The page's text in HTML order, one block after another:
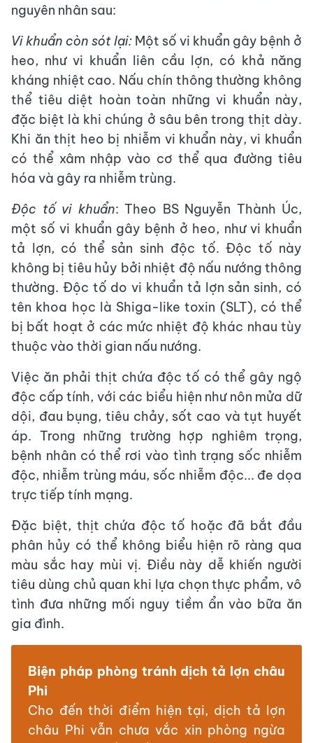
nguyên nhân sau:
Vi khuẩn còn sót lại: Một số vi khuẩn gây bệnh ở
heo, như vi khuẩn liên cầu lợn, có khả năng
kháng nhiệt cao. Nấu chín thông thường không
thể tiêu diệt hoàn toàn những vi khuẩn này,
đặc biệt là khi chúng ở sâu bên trong thịt dày.
Khi ăn thịt heo bị nhiễm vi khuẩn này, vi khuẩn
có thể xâm nhập vào cơ thể qua đường tiêu
hóa và gây ra nhiễm trùng.
Độc tố vi khuẩn: Theo BS Nguyễn Thành Úc,
một số vi khuẩn gây bệnh ở heo, như vi khuẩn
tả lợn, có thể sản sinh độc tố. Độc tố này
không bị tiêu hủy bởi nhiệt độ nấu nướng thông
thường. Độc tố do vi khuẩn tả lợn sản sinh, có
tên khoa học là Shiga-like toxin (SLT), có thể
bị bất hoạt ở các mức nhiệt độ khác nhau tùy
thuộc vào thời gian nấu nướng.
Việc ăn phải thịt chứa độc tố có thể gây ngộ
độc cấp tính, với các biểu hiện như nôn mửa dữ
dội, đau bụng, tiêu chảy, sốt cao và tụt huyết
áp. Trong những trường hợp nghiêm trọng,
bệnh nhân có thể rơi vào tình trạng sốc nhiễm
độc, nhiễm trùng máu, sốc nhiễm độc... đe dọa
trực tiếp tính mạng.
Đặc biệt, thịt chứa độc tố hoặc đã bắt đầu
phân hủy có thể không biểu hiện rõ ràng qua
màu sắc hay mùi vị. Điều này dễ khiến người
tiêu dùng chủ quan khi lựa chọn thực phẩm, vô
tình đưa những mối nguy tiềm ẩn vào bữa ăn
gia đình.
Biện pháp phòng tránh dịch tả lợn châu
Phi
Cho đến thời điểm hiện tại, dịch tả lợn
châu Phi vẫn chưa vắc xin phòng ngừa